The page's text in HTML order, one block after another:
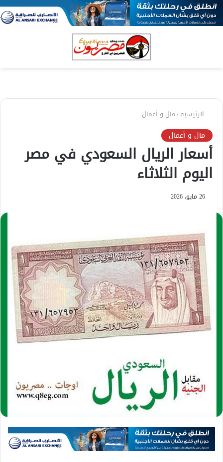
الرئيسية/مال و أعمال
مال و أعمال
أسعار الريال السعودي في مصر
اليوم الثلاثاء
26 مايو، 2026